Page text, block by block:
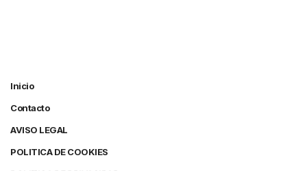
Inicio
Contacto
AVISO LEGAL
POLITICA DE COOKIES